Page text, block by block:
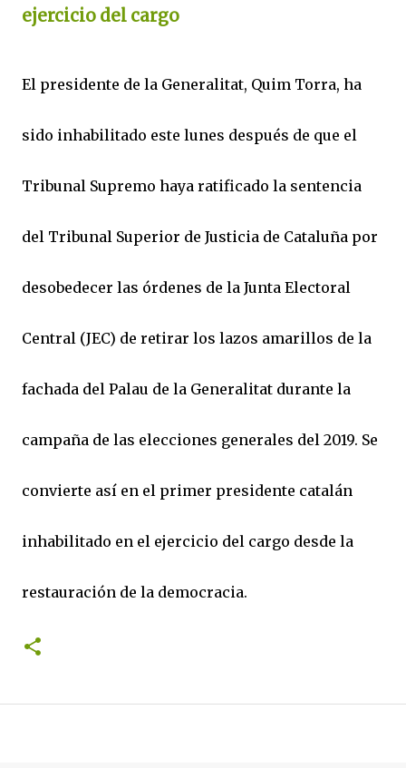
ejercicio del cargo
El presidente de la Generalitat, Quim Torra, ha
sido inhabilitado este lunes después de que el
Tribunal Supremo haya ratificado la sentencia
del Tribunal Superior de Justicia de Cataluña por
desobedecer las órdenes de la Junta Electoral
Central (JEC) de retirar los lazos amarillos de la
fachada del Palau de la Generalitat durante la
campaña de las elecciones generales del 2019. Se
convierte así en el primer presidente catalán
inhabilitado en el ejercicio del cargo desde la
restauración de la democracia.